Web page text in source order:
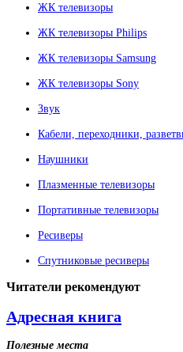
ЖК телевизоры
ЖК телевизоры Philips
ЖК телевизоры Samsung
ЖК телевизоры Sony
Звук
Кабели, переходники,
Наушники
Плазменные телевизоры
Портативные телевизоры
Ресиверы
Спутниковые ресиверы
Читатели рекомендуют
Адресная книга
Полезные места